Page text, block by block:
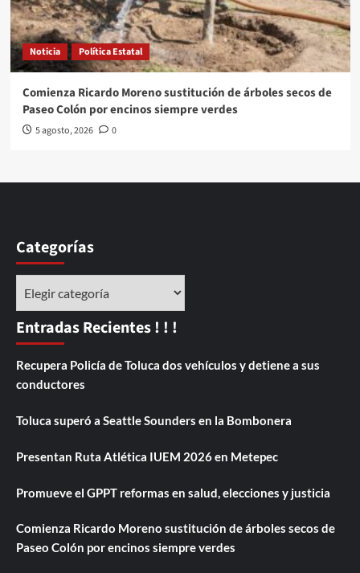
Noticia Política Estatal
Comienza Ricardo Moreno sustitución de árboles secos de
Paseo Colón por encinos siempre verdes
5 agosto, 2026 0
Categorías
Entradas Recientes ! ! !
Recupera Policía de Toluca dos vehículos y detiene a sus
conductores
Toluca superó a Seattle Sounders en la Bombonera
Presentan Ruta Atlética IUEM 2026 en Metepec
Promueve el GPPT reformas en salud, elecciones y justicia
Comienza Ricardo Moreno sustitución de árboles secos de
Paseo Colón por encinos siempre verdes